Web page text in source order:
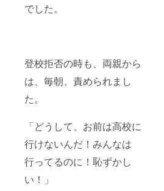
でした。
登校拒否の時も、両親から
は、毎朝、責められまし
た。
「どうして、お前は高校に
行けないんだ！みんなは
行ってるのに！恥ずかし
い！」